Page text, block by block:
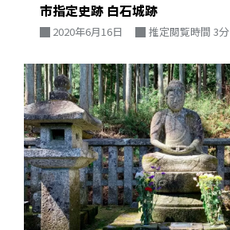
市指定史跡 白石城跡
2020年6月16日 推定閲覧時間 3分